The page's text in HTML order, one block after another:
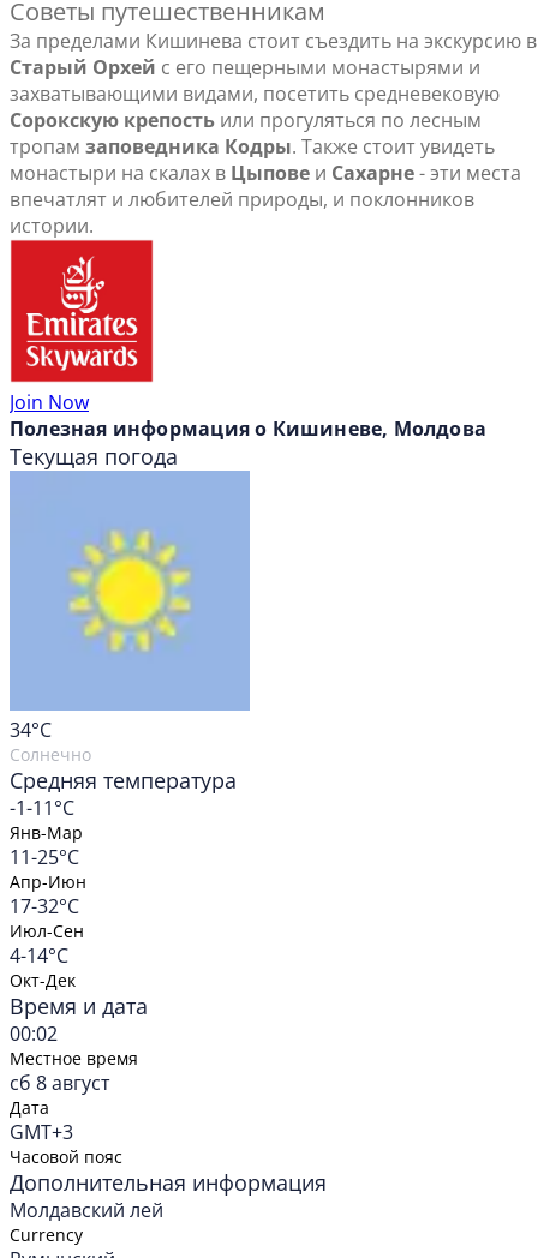
Советы путешественникам
За пределами Кишинева стоит съездить на экскурсию в
Старый Орхей с его пещерными монастырями и
захватывающими видами, посетить средневековую
Сорокскую крепость или прогуляться по лесным
тропам заповедника Кодры. Также стоит увидеть
монастыри на скалах в Цыпове и Сахарне- эти места
впечатлят и любителей природы, и поклонников
истории.
Join Now
Полезная информация о Кишиневе, Молдова
Текущая погода
34°C
Солнечно
Средняя температура
-1-11°C
Янв-Мар
11-25°C
Апр-Июн
17-32°C
Июл-Сен
4-14°C
Окт-Дек
Время и дата
00:02
Местное время
сб 8 август
Дата
GMT+3
Часовой пояс
Дополнительная информация
Молдавский лей
Currency